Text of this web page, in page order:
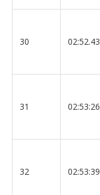
30 02:52.43
31 02:53:26
32 02:53:39